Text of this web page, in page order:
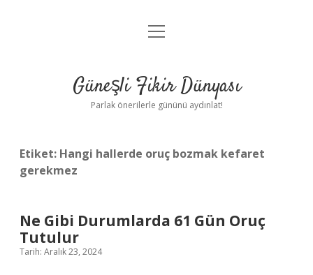
Anasayfa
Yasal Uyarı
menüyü
Güneşli Fikir Dünyası
Parlak önerilerle gününü aydınlat!
Etiket: Hangi hallerde oruç bozmak kefaret
gerekmez
Ne Gibi Durumlarda 61 Gün Oruç
Tutulur
Tarih: Aralık 23, 2024